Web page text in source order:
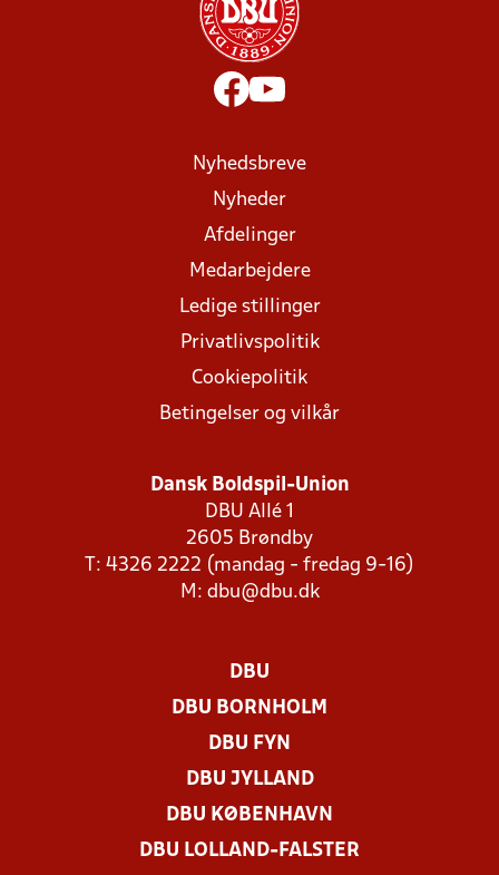
Nyhedsbreve
Nyheder
Afdelinger
Medarbejdere
Ledige stillinger
Privatlivspolitik
Cookiepolitik
Betingelser og vilkår
Dansk Boldspil-Union
DBU Allé 1
2605 Brøndby
T: 4326 2222 (mandag - fredag 9-16)
M: dbu@dbu.dk
DBU
DBU BORNHOLM
DBU FYN
DBU JYLLAND
DBU KØBENHAVN
DBU LOLLAND-FALSTER